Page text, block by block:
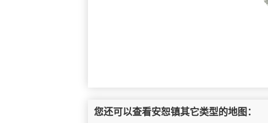
您还可以查看安恕镇其它类型的地图：